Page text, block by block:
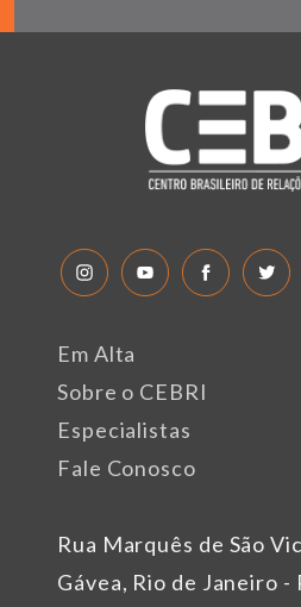
Rua Marquês de São
Gávea, Rio de Janeiro -
Em Alta
Sobre o CEBRI
Especialistas
Fale Conosco